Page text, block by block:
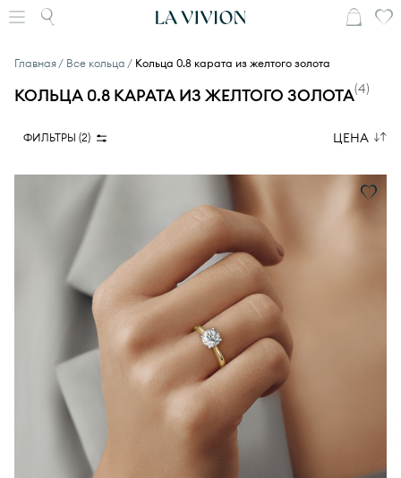
Главная Все кольца Кольца 0.8 карата из желтого золота
КОЛЬЦА 0.8 КАРАТА ИЗ ЖЕЛТОГО ЗОЛОТА(4)
ФИЛЬТРЫ (2) ЦЕНА